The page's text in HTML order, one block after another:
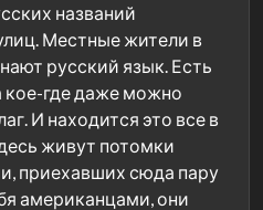
названий
Местные жители в
русский язык. Есть
кое-где даже можно
И находится это все в
живут потомки
приехавших сюда пару
американцами, они